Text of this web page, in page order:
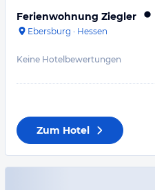
Ferienwohnung Ziegler
Ebersburg · Hessen
Keine Hotelbewertungen
Zum Hotel